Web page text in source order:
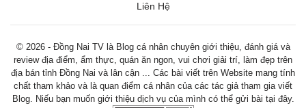
Liên Hệ
© 2026 - Đồng Nai TV là Blog cá nhân chuyên giới thiệu, đánh giá và
review địa điểm, ẩm thực, quán ăn ngon, vui chơi giải trí, làm đẹp trên
địa bán tỉnh Đồng Nai và lân cận ... Các bài viết trên Website mang tính
chất tham khảo và là quan điểm cá nhân của các tác giả tham gia viết
Blog. Niếu bạn muốn giới thiệu dịch vụ của mình có thể gửi bài tại đây.